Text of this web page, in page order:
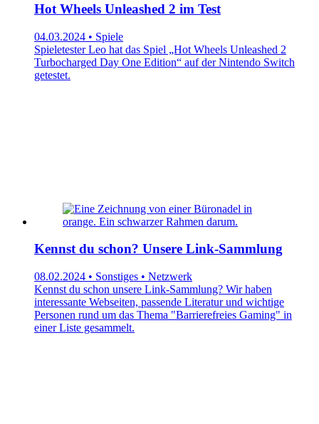
Hot Wheels Unleashed 2 im Test
04.03.2024 • Spiele
Spieletester Leo hat das Spiel „Hot Wheels Unleashed 2
Turbocharged Day One Edition“ auf der Nintendo Switch
getestet.
Kennst du schon? Unsere Link-Sammlung
08.02.2024 • Sonstiges • Netzwerk
Kennst du schon unsere Link-Sammlung? Wir haben
interessante Webseiten, passende Literatur und wichtige
Personen rund um das Thema "Barrierefreies Gaming" in
einer Liste gesammelt.